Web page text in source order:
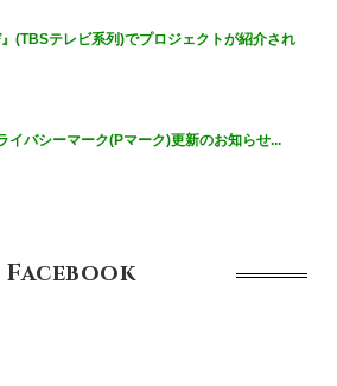
』(TBSテレビ系列)でプロジェクトが紹介され
イバシーマーク(Pマーク)更新のお知らせ...
Facebook